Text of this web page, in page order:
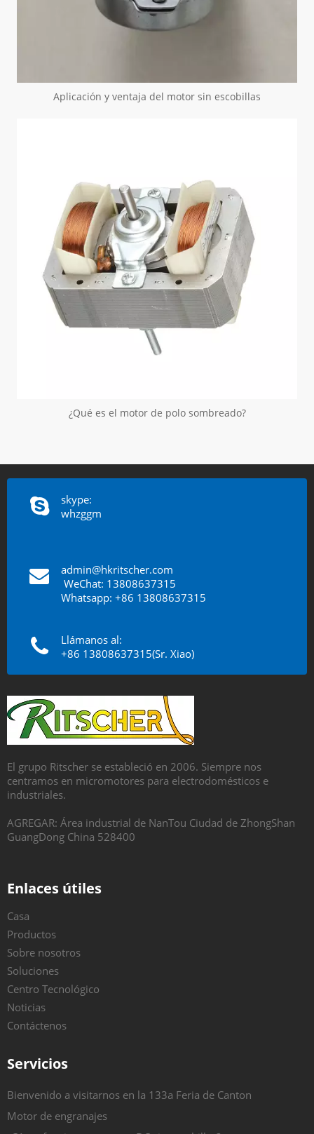
Aplicación y ventaja del motor sin escobillas
¿Qué es el motor de polo sombreado?
skype:
whzggm
admin@hkritscher.com
WeChat: 13808637315
Whatsapp: +86 13808637315
Llámanos al:
+86 13808637315(Sr. Xiao)
El grupo Ritscher se estableció en 2006. Siempre nos
centramos en micromotores para electrodomésticos e
industriales.
AGREGAR: Área industrial de NanTou Ciudad de ZhongShan
GuangDong China 528400
Enlaces útiles
Casa
Productos
Sobre nosotros
Soluciones
Centro Tecnológico
Noticias
Contáctenos
Servicios
Bienvenido a visitarnos en la 133a Feria de Canton
Motor de engranajes